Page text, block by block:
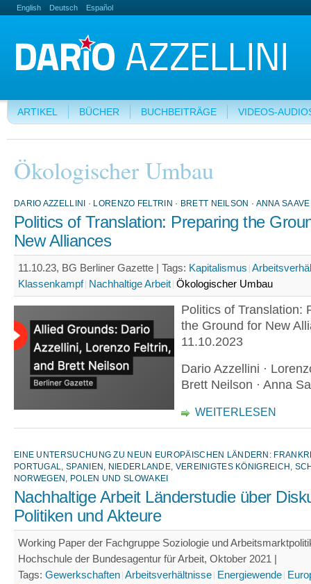
English Deutsch Español
ARTIKEL BÜCHER BUCHBEITRÄGE VIDEOS-
Ökologischer Umbau
DARIO AZZELLINI · LORENZO FELTRIN · BRETT NEILSON · ANNA SAAVE
Politics of Translation: Preparing the
New Alliances
11.10.23, BG Berliner Gazette | Tags: Kapitalismus
Klassenkampf Nachhaltige Arbeit Ökologischer Umbau
Politics of Translation:
the Ground for New
11.10.2023
Dario Azzellini ·
Brett Neilson · Anna
WEITERLESEN
EINE UNTERSUCHUNG ZU NEUN EUROPÄISCHEN LÄNDERN:
PORTUGAL, SPANIEN, NIEDERLANDE, VEREINIGTES KÖNIGREICH,
NORWEGEN, POLEN UND SLOWAKEI
Nachhaltige Arbeit Länderstudie über
Politiken und Akteure
Working Paper der Fachgruppe Soziologie und
Hochschule der Bundesagentur für Arbeit, Oktober 2021 |
Tags: Gewerkschaften Arbeitsverhältnisse Energiewende